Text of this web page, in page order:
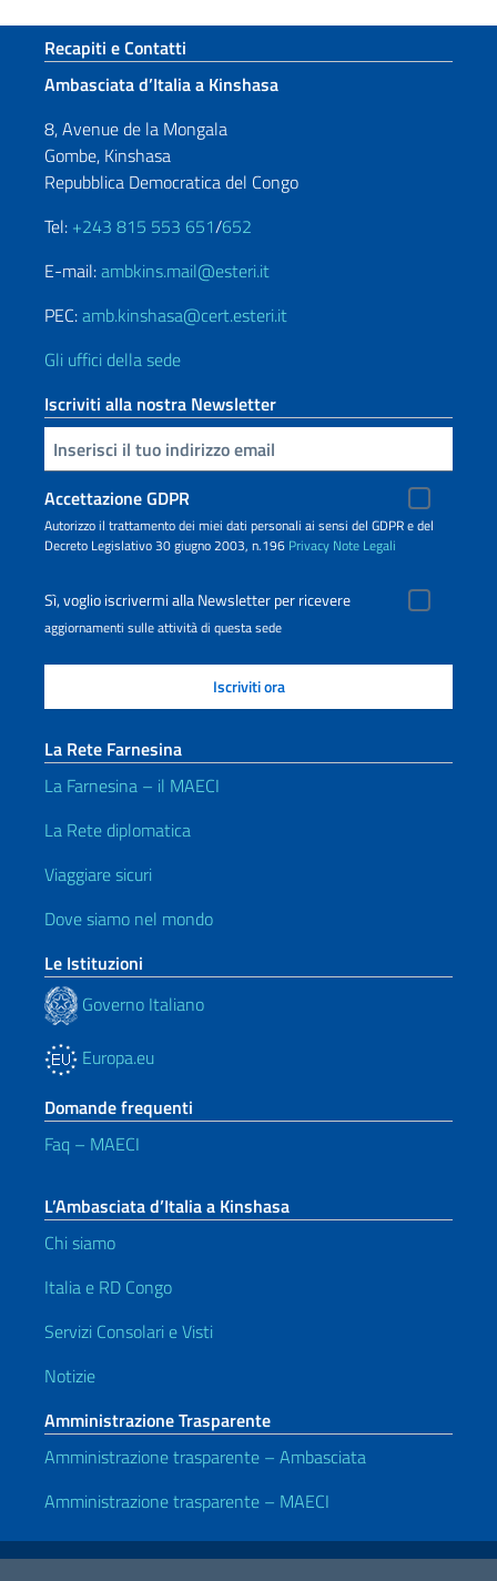
Sezione footer
Recapiti e Contatti
Ambasciata d’Italia a Kinshasa
8, Avenue de la Mongala
Gombe, Kinshasa
Repubblica Democratica del Congo
Tel: +243 815 553 651/652
E-mail:ambkins.mail@esteri.it
PEC:amb.kinshasa@cert.esteri.it
Gli uffici della sede
Iscriviti alla nostra Newsletter
Inserisci la tua email
Accettazione GDPR
Autorizzo il trattamento dei miei dati personali ai sensi del GDPR e del
Decreto Legislativo 30 giugno 2003, n.196 Privacy Note Legali
Sì, voglio iscrivermi alla Newsletter per ricevere
aggiornamenti sulle attività di questa sede
La Rete Farnesina
La Farnesina – il MAECI
La Rete diplomatica
Viaggiare sicuri
Dove siamo nel mondo
Le Istituzioni
Governo Italiano
Europa.eu
Domande frequenti
Faq – MAECI
L’Ambasciata d’Italia a Kinshasa
Chi siamo
Italia e RD Congo
Servizi Consolari e Visti
Notizie
Amministrazione Trasparente
Amministrazione trasparente – Ambasciata
Amministrazione trasparente – MAECI
Link Utili